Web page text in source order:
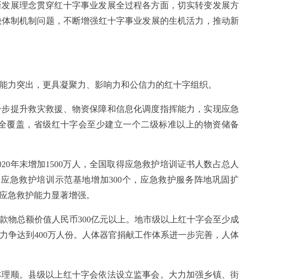
理念贯穿红十字事业发展全过程各方面，切实转变发展方
制机制问题，不断增强红十字事业发展的生机活力，推动新
突出，更具凝聚力、影响力和公信力的红十字组织。
升救灾救援、物资保障和信息化调度指挥能力，实现应急
盖，省级红十字会至少建立一个二级标准以上的物资储备
末增加1500万人，全国取得应急救护培训证书人数占总人
急救护培训示范基地增加300个，应急救护服务阵地巩固扩
急救护能力显著增强。
总额价值人民币300亿元以上。地市级以上红十字会至少成
争达到400万人份。人体器官捐献工作体系进一步完善，人体
。县级以上红十字会依法设立监事会。大力加强乡镇、街